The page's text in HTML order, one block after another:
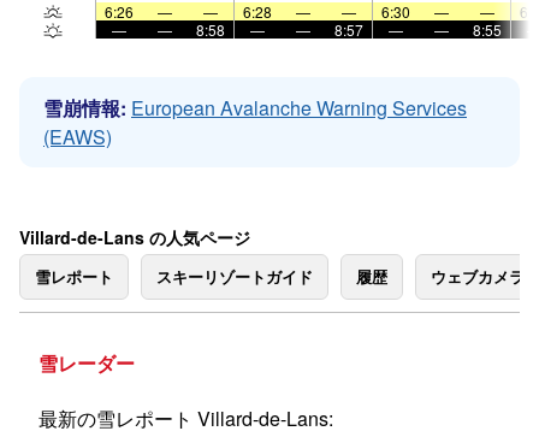
6:26
— — 6:28 — — 6:30 — —
—
— 8:58 — — 8:57 — — 8:55
雪崩情報: European Avalanche Warning Services
(EAWS)
Villard-de-Lans の人気ページ
雪レポート スキーリゾートガイド 履歴 ウェブカメラ
雪レーダー
最新の雪レポート Villard-de-Lans: